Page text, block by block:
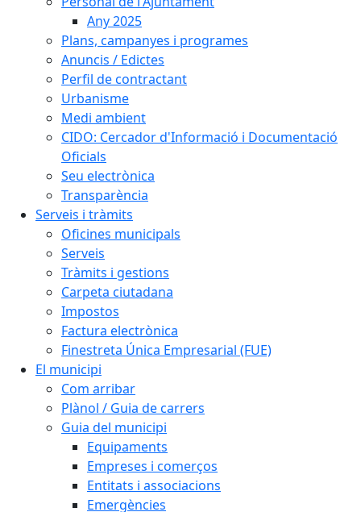
Any 2025
Plans, campanyes i programes
Anuncis / Edictes
Perfil de contractant
Urbanisme
Medi ambient
CIDO: Cercador d'Informació i Documentació
Oficials
Seu electrònica
Transparència
Serveis i tràmits
Oficines municipals
Serveis
Tràmits i gestions
Carpeta ciutadana
Impostos
Factura electrònica
Finestreta Única Empresarial (FUE)
El municipi
Com arribar
Plànol / Guia de carrers
Guia del municipi
Equipaments
Empreses i comerços
Entitats i associacions
Emergències